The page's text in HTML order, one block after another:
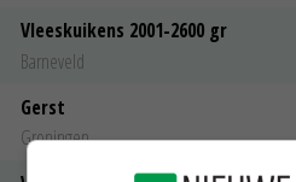
Vleeskuikens 2001-2600 gr
Barneveld
Gerst
Groningen